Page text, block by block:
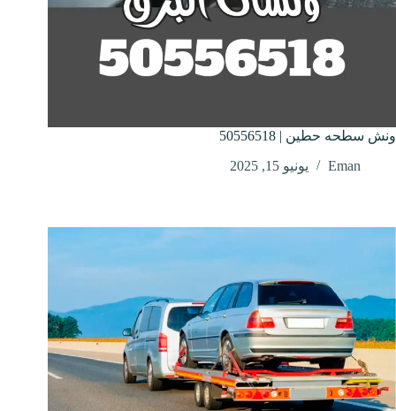
ونش سطحه حطين | 50556518
Eman
يونيو 15, 2025